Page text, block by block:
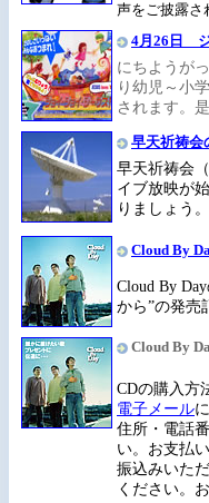
声をご披露さ
4月26日
にちようが
り幼児～小
されます。
早天祈祷会
早天祈祷会
イブ放映が
りましょう。
Cloud By
Cloud By
から”の発売
Cloud By
CDの購入方
電子メール
住所・電話
い。お支払
振込みいた
ください。